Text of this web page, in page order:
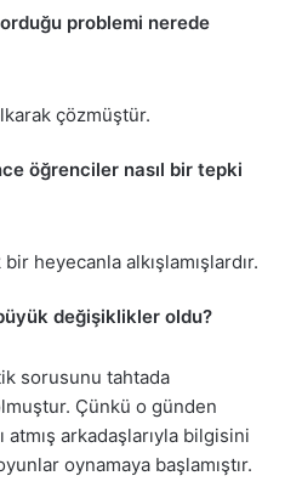
problemi nerede
çözmüştür.
öğrenciler nasıl bir tepki
heyecanla alkışlamışlardır.
değişiklikler oldu?
sorusunu tahtada
Çünkü o günden
atmış arkadaşlarıyla bilgisini
oynamaya başlamıştır.